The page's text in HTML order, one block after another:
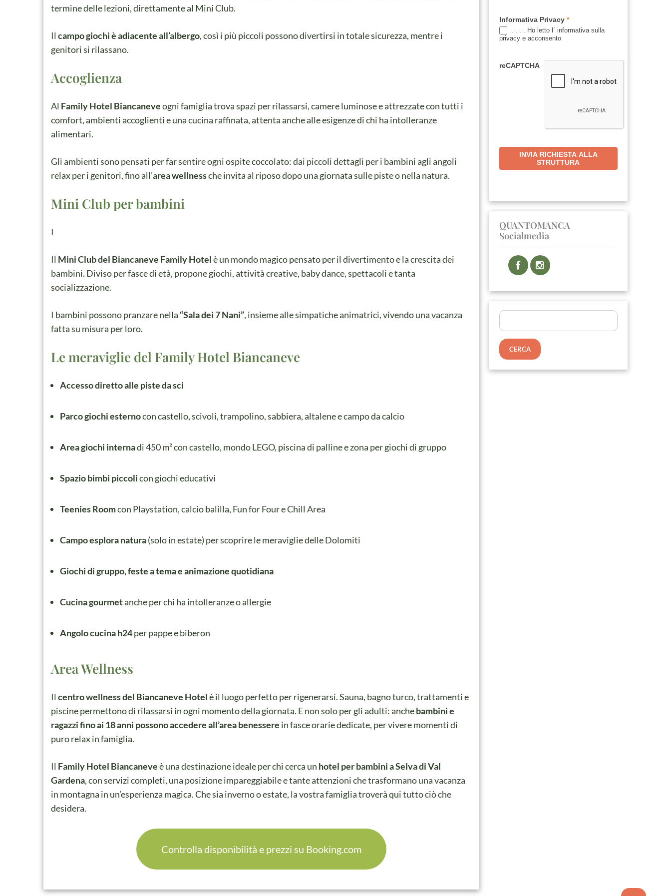
termine delle lezioni, direttamente al Mini Club.
Il campo giochi è adiacente all’albergo, così i più piccoli possono divertirsi in totale sicurezza, mentre i
genitori si rilassano.
Accoglienza
Al Family Hotel Biancaneveogni famiglia trova spazi per rilassarsi, camere luminose e attrezzate con tutti i
comfort, ambienti accoglienti e una cucina raffinata, attenta anche alle esigenze di chi ha intolleranze
alimentari.
Gli ambienti sono pensati per far sentire ogni ospite coccolato: dai piccoli dettagli per i bambini agli angoli
relax per i genitori, fino all’area wellnessche invita al riposo dopo una giornata sulle piste o nella natura.
Mini Club per bambini
I
Il Mini Club del Biancaneve Family Hotelè un mondo magico pensato per il divertimento e la crescita dei
bambini. Diviso per fasce di età, propone giochi, attività creative, baby dance, spettacoli e tanta
socializzazione.
I bambini possono pranzare nella “Sala dei 7 Nani”, insieme alle simpatiche animatrici, vivendo una vacanza
fatta su misura per loro.
Le meraviglie del Family Hotel Biancaneve
Accesso diretto alle piste da sci
Parco giochi esternocon castello, scivoli, trampolino, sabbiera, altalene e campo da calcio
Area giochi internadi 450 m² con castello, mondo LEGO, piscina di palline e zona per giochi di gruppo
Spazio bimbi piccolicon giochi educativi
Teenies Roomcon Playstation, calcio balilla, Fun for Four e Chill Area
Campo esplora natura(solo in estate) per scoprire le meraviglie delle Dolomiti
Giochi di gruppo, feste a tema e animazione quotidiana
Cucina gourmetanche per chi ha intolleranze o allergie
Angolo cucina h24per pappe e biberon
Area Wellness
Il centro wellness del Biancaneve Hotelè il luogo perfetto per rigenerarsi. Sauna, bagno turco, trattamenti e
piscine permettono di rilassarsi in ogni momento della giornata. E non solo per gli adulti: anchebambini e
ragazzi fino ai 18 anni possono accedere all’area benessere in fasce orarie dedicate, per vivere momenti di
puro relax in famiglia.
Il Family Hotel Biancaneveè una destinazione ideale per chi cerca un hotel per bambini a Selva di Val
Gardena, con servizi completi, una posizione impareggiabile e tante attenzioni che trasformano una vacanza
in montagna in un’esperienza magica. Che sia inverno o estate, la vostra famiglia troverà qui tutto ciò che
desidera.
Controlla disponibilità e prezzi su Booking.com
Informativa Privacy *
. . . . Ho letto l´ informativa sulla
privacy e acconsento
reCAPTCHA
INVIA RICHIESTA ALLA
STRUTTURA
QUANTOMANCA
Socialmedia
Ricerca
per: